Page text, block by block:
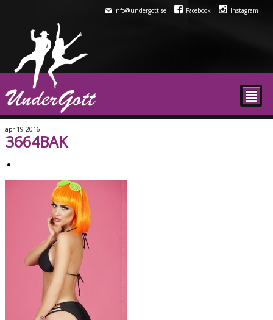
info@undergott.se Facebook Instagram
²
apr 19 2016
3664BAK